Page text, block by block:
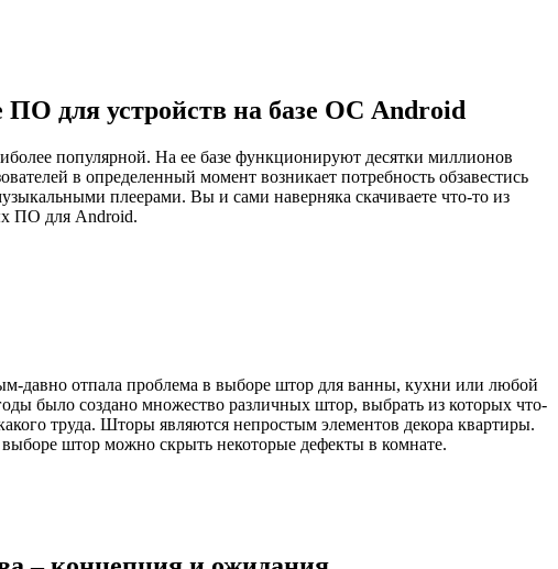
ПО для устройств на базе ОС Android
популярной. На ее базе функционируют десятки миллионов
в определенный момент возникает потребность обзавестись
плеерами. Вы и сами наверняка скачиваете что-то из
ПО для Android.
давно отпала проблема в выборе штор для ванны, кухни или любой
было создано множество различных штор, выбрать из которых что-
труда. Шторы являются непростым элементов декора квартиры.
штор можно скрыть некоторые дефекты в комнате.